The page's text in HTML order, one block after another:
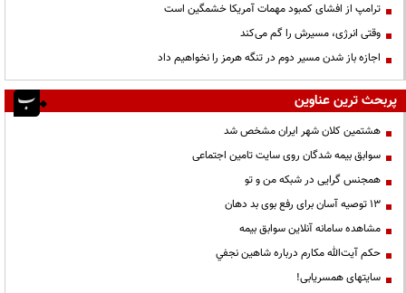
ترامپ از افشای کمبود مهمات آمریکا خشمگین است
وقتی انرژی، مسیرش را گم می‌کند
اجازه باز شدن مسیر دوم در تنگه هرمز را نخواهیم داد
پربحث ترین عناوین
هشتمین کلان شهر ایران مشخص شد
سوابق بیمه شدگان روی سایت تامین اجتماعی
همجنس گرایی در شبکه من و تو
13 توصیه آسان برای رفع بوی بد دهان
مشاهده سامانه آنلاين سوابق بیمه
حكم آيت‌الله مكارم درباره شاهين نجفي
سایتهای همسریابی!